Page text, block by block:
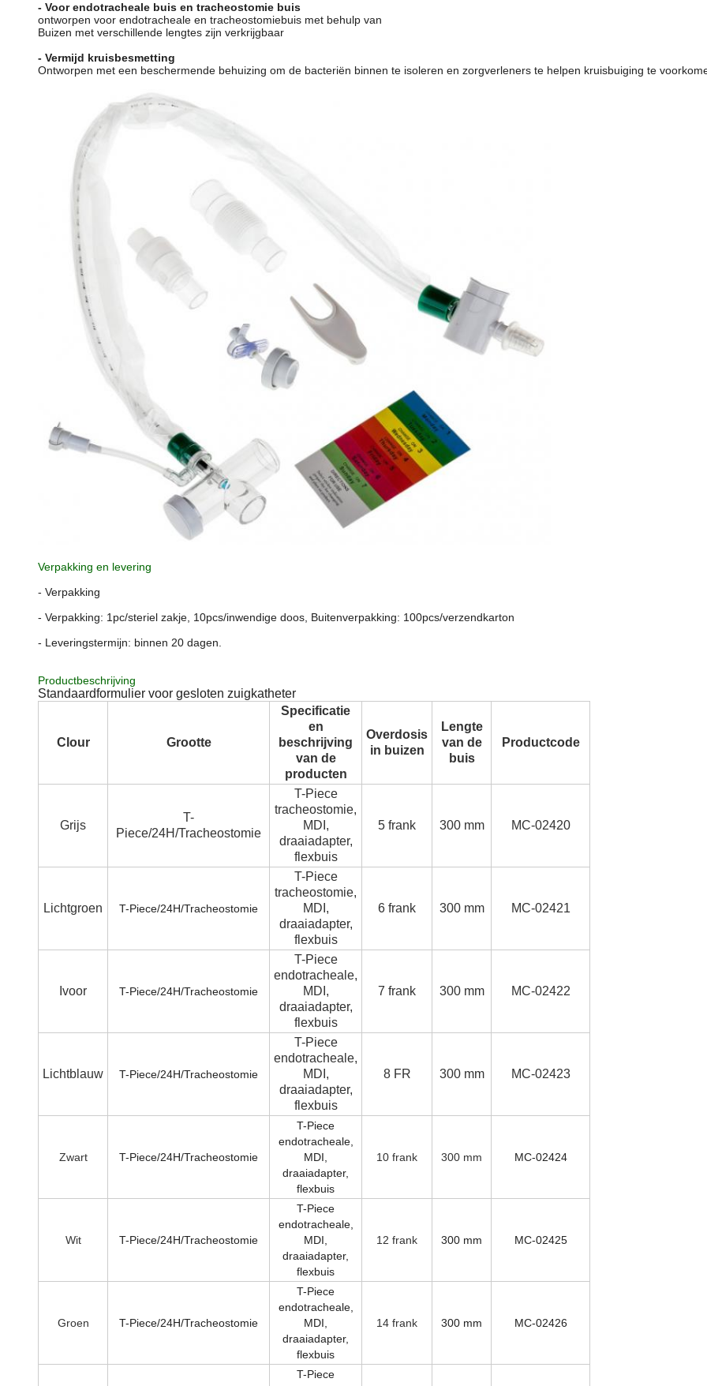
- Voor endotracheale buis en tracheostomie buis
ontworpen voor endotracheale en tracheostomiebuis met behulp van
Buizen met verschillende lengtes zijn verkrijgbaar
- Vermijd kruisbesmetting
Ontworpen met een beschermende behuizing om de bacteriën binnen te isoleren en zorgverleners te helpen kruisbuiging te
Verpakking en levering
- Verpakking
- Verpakking: 1pc/steriel zakje, 10pcs/inwendige doos, Buitenverpakking: 100pcs/verzendkarton
- Leveringstermijn: binnen 20 dagen.
Productbeschrijving
Standaardformulier voor gesloten zuigkatheter
Clour Grootte
Specificatie
en
beschrijving
van de
producten
Overdosis
in buizen
Lengte
van de
buis
Productcode
Grijs
T-
Piece/24H/Tracheostomie
T-Piece
tracheostomie,
MDI,
draaiadapter,
flexbuis
5 frank 300 mm MC-02420
Lichtgroen T-Piece/24H/Tracheostomie
T-Piece
tracheostomie,
MDI,
draaiadapter,
flexbuis
6 frank 300 mm MC-02421
Ivoor T-Piece/24H/Tracheostomie
T-Piece
endotracheale,
MDI,
draaiadapter,
flexbuis
7 frank 300 mm MC-02422
Lichtblauw T-Piece/24H/Tracheostomie
T-Piece
endotracheale,
MDI,
draaiadapter,
flexbuis
8 FR 300 mm MC-02423
Zwart T-Piece/24H/Tracheostomie
T-Piece
endotracheale,
MDI,
draaiadapter,
flexbuis
10 frank 300 mm MC-02424
Wit T-Piece/24H/Tracheostomie
T-Piece
endotracheale,
MDI,
draaiadapter,
flexbuis
12 frank 300 mm MC-02425
Groen T-Piece/24H/Tracheostomie
T-Piece
endotracheale,
MDI,
draaiadapter,
flexbuis
14 frank 300 mm MC-02426
T-Piece